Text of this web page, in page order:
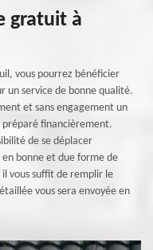
gratuit à
vous pourrez bénéficier
un service de bonne qualité.
et sans engagement un
préparé financièrement.
de se déplacer
bonne et due forme de
vous suffit de remplir le
vous sera envoyée en